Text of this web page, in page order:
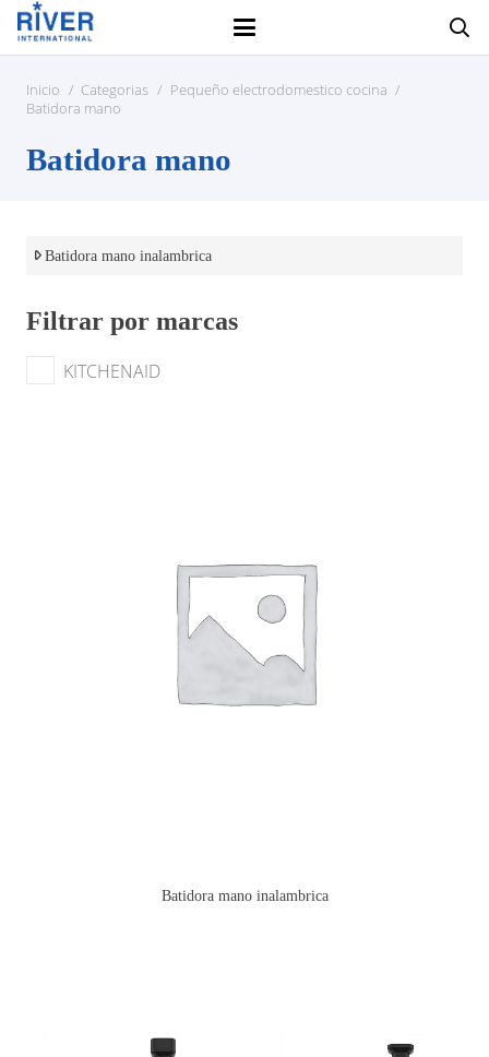
Inicio / Categorias / Pequeño electrodomestico cocina /
Batidora mano
Batidora mano
Batidora mano inalambrica
Filtrar por marcas
KITCHENAID
Batidora mano inalambrica